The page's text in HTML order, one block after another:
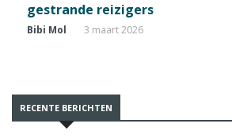
gestrande reizigers
Bibi Mol 3 maart 2026
RECENTE BERICHTEN